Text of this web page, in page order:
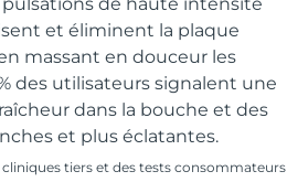
de haute intensité
et éliminent la plaque
massant en douceur les
des utilisateurs signalent une
dans la bouche et des
et plus éclatantes.
cliniques tiers et des tests consommateurs
devices
eye massagers
la peau KIWI™
pore care essentials
hair
Whitening Gel
Hommes